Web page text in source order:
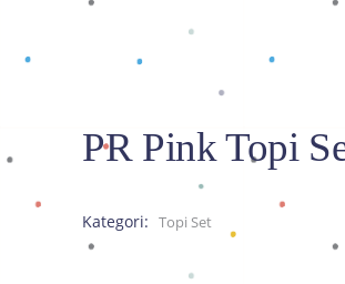
PR Pink Topi
Kategori: Topi Set